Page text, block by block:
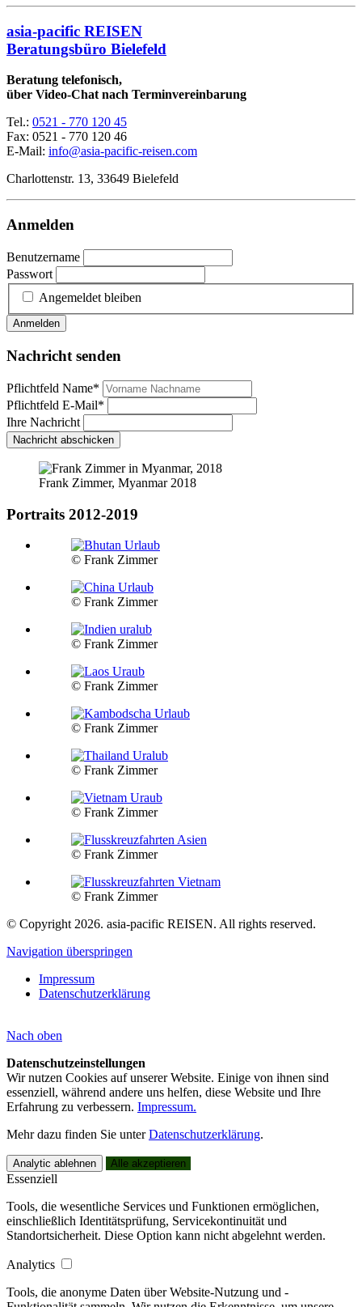
asia-pacific REISEN
Beratungsbüro Bielefeld
Beratung telefonisch,
über Video-Chat nach Terminvereinbarung
Tel.: 0521 - 770 120 45
Fax: 0521 - 770 120 46
E-Mail: info@asia-pacific-reisen.com
Charlottenstr. 13, 33649 Bielefeld
Anmelden
Benutzername
Passwort
Angemeldet bleiben
Anmelden
Nachricht senden
Pflichtfeld Name*
Pflichtfeld E-Mail*
Ihre Nachricht
Nachricht abschicken
Frank Zimmer, Myanmar 2018
Portraits 2012-2019
© Frank Zimmer
© Frank Zimmer
© Frank Zimmer
© Frank Zimmer
© Frank Zimmer
© Frank Zimmer
© Frank Zimmer
© Frank Zimmer
© Frank Zimmer
© Copyright 2026. asia-pacific REISEN. All rights reserved.
Navigation überspringen
Impressum
Datenschutzerklärung
Nach oben
Datenschutzeinstellungen
Wir nutzen Cookies auf unserer Website. Einige von ihnen sind
essenziell, während andere uns helfen, diese Website und Ihre
Erfahrung zu verbessern. Impressum.
Mehr dazu finden Sie unterDatenschutzerklärung.
Analytic ablehnen Alle akzeptieren
Essenziell
Tools, die wesentliche Services und Funktionen ermöglichen,
einschließlich Identitätsprüfung, Servicekontinuität und
Standortsicherheit. Diese Option kann nicht abgelehnt werden.
Analytics
Tools, die anonyme Daten über Website-Nutzung und -